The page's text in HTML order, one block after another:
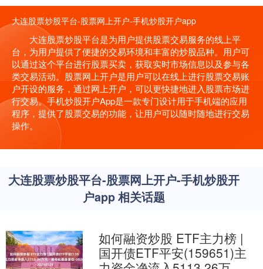
大连股票炒股平台-股票网上开户-手机炒股开户app
大连股票炒股平台是为用户提供股票交易服务的线上平
台，为用户提供了便捷的交易环境和丰富的炒股品种。用户可
以通过这个平台进行股票买卖，获取实时市场信息以及参与各
类交易活动。股票网上开户是用户可以在线上进行股票交易账
户开设的服务，通过网上开户，可以更快捷地进入股票市场进
行交易。手机炒股开户App是一款专门设计用于手机端的应用
程序，提供了股票交易的功能，让用户可以随时随地进行交易
操作。
大连股票炒股平台-股票网上开户-手机炒股开
户app 相关话题
如何融资炒股 ETF主力榜 |
国开债ETF平安(159651)主